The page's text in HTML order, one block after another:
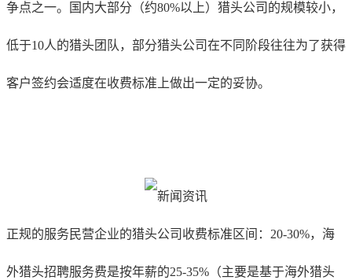
争点之一。国内大部分（约80%以上）猎头公司的规模较小，
低于10人的猎头团队，部分猎头公司在不同阶段往往为了获得
客户签约会适度在收费标准上做出一定的妥协。
正规的服务民营企业的猎头公司收费标准区间：20-30%，海
外猎头招聘服务费是按年薪的25-35%（主要是基于海外猎头